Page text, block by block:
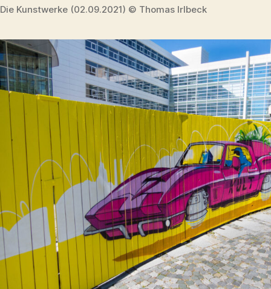
Die Kunstwerke (02.09.2021) © Thomas Irlbeck